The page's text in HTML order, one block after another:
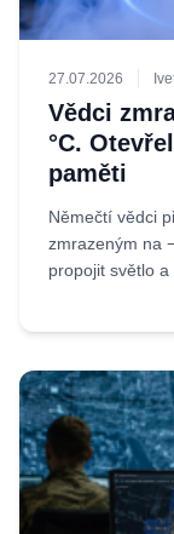
27.07.2026
Vědci
°C.
paměti
Němečtí vědci
zmrazeným na
propojit světlo a